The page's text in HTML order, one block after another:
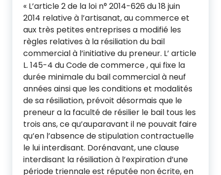
« L’article 2 de la loi n° 2014-626 du 18 juin
2014 relative à l’artisanat, au commerce et
aux très petites entreprises a modifié les
règles relatives à la résiliation du bail
commercial à l’initiative du preneur. L’ article
L. 145-4 du Code de commerce , qui fixe la
durée minimale du bail commercial à neuf
années ainsi que les conditions et modalités
de sa résiliation, prévoit désormais que le
preneur a la faculté de résilier le bail tous les
trois ans, ce qu’auparavant il ne pouvait faire
qu’en l’absence de stipulation contractuelle
le lui interdisant. Dorénavant, une clause
interdisant la résiliation à l’expiration d’une
période triennale est réputée non écrite, en